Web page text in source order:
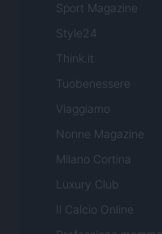
Sport Magazine
Style24
Think.it
Tuobenessere
Viaggiamo
Nonne Magazine
Milano Cortina
Luxury Club
Il Calcio Online